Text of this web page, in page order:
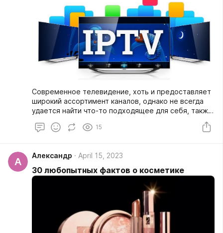
Современное телевидение, хоть и предоставляет
широкий ассортимент каналов, однако не всегда
удается найти что-то подходящее для себя, также
неподходящее для вас время. Разве не было бы
могли выбирать контент самостоятельно. Если
интересует такая возможность, то стоит обратить
внимание на IPTV, а также узнать, что это такое и
15
А
Александр April 15, 2023
30 любопытных фактов о косметике